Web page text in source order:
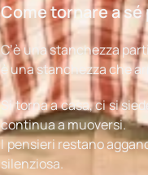
Come tornare a
C’è una stanchezza
è una stanchezza che
Si torna a casa, ci si
continua a muoversi.
I pensieri restano
silenziosa.